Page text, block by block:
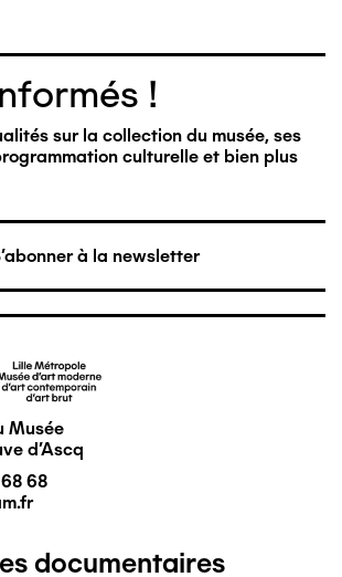
!
sur la collection du musée, ses
culturelle et bien plus
à la newsletter
Musée
d'Ascq
68
documentaires